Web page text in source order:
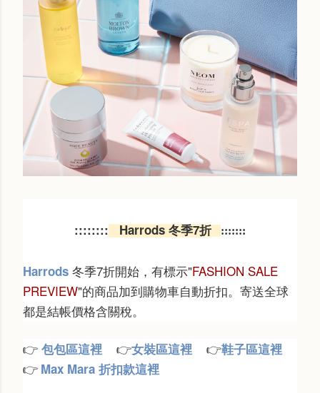
::::::::Harrods 冬季7折 :::::::
Harrods 冬季7折開始，有標示"FASHION SALE
PREVIEW"的商品加到購物車自動折扣。寄送全球
都是結帳價格含關稅。
👉 包包區這裡 👉女裝區這裡 👉鞋子區這裡
👉 Max Mara 折扣款這裡